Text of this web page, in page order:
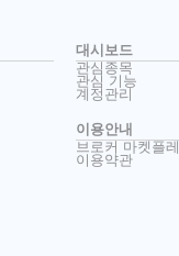
대시보드
관심종목
관심 기능
계정관리
이용안내
브로커 마켓플
이용약관